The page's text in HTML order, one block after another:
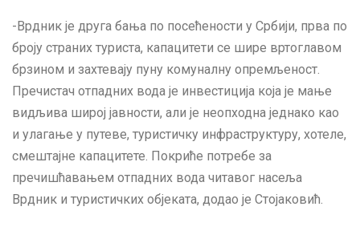
-Врдник је друга бања по посећености у Србији, прва по
броју страних туриста, капацитети се шире вртоглавом
брзином и захтевају пуну комуналну опремљеност.
Пречистач отпадних вода је инвестиција која је мање
видљива широј јавности, али је неопходна једнако као
и улагање у путеве, туристичку инфраструктуру, хотеле,
смештајне капацитете. Покриће потребе за
пречишћавањем отпадних вода читавог насеља
Врдник и туристичких објеката, додао је Стојаковић.